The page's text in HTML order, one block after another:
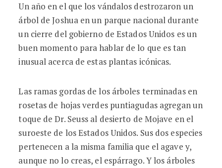
Los árboles de Joshua viven una vida
Un año en el que los vándalos destrozaron un
árbol de Joshua en un parque nacional durante
un cierre del gobierno de Estados Unidos es un
buen momento para hablar de lo que es tan
inusual acerca de estas plantas icónicas.
Las ramas gordas de los árboles terminadas en
rosetas de hojas verdes puntiagudas agregan un
toque de Dr. Seuss al desierto de Mojave en el
suroeste de los Estados Unidos. Sus dos especies
pertenecen a la misma familia que el agave y,
aunque no lo creas, el espárrago. Y los árboles